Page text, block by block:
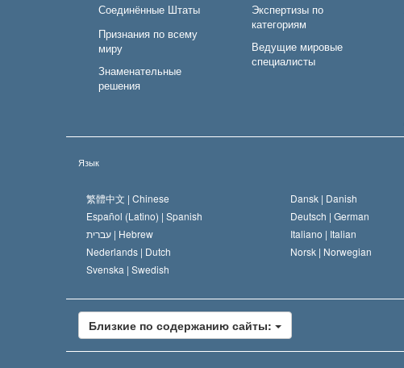
Соединённые Штаты
Признания по всему
миру
Знаменательные
решения
Экспертизы по
категориям
Ведущие мировые
специалисты
Язык
繁體中文 | Chinese Dansk | Danish
Español (Latino) | Spanish Deutsch | German
עברית | Hebrew Italiano | Italian
Nederlands | Dutch Norsk | Norwegian
Svenska | Swedish
Близкие по содержанию сайты: